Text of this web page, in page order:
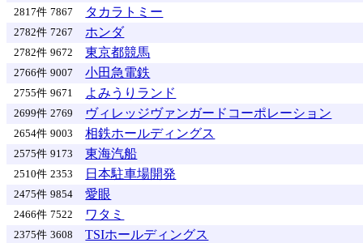
2817件 7867 タカラトミー
2782件 7267 ホンダ
2782件 9672 東京都競馬
2766件 9007 小田急電鉄
2755件 9671 よみうりランド
2699件 2769 ヴィレッジヴァンガードコーポレーション
2654件 9003 相鉄ホールディングス
2575件 9173 東海汽船
2510件 2353 日本駐車場開発
2475件 9854 愛眼
2466件 7522 ワタミ
2375件 3608 TSIホールディングス